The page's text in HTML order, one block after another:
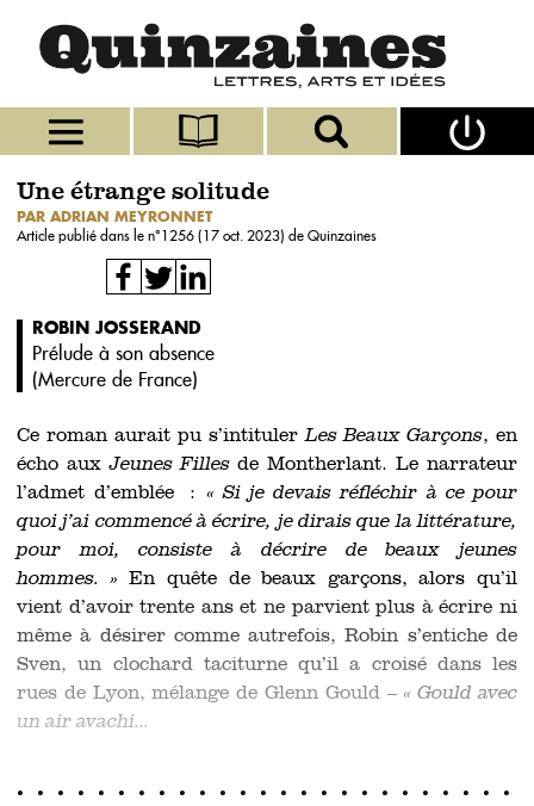
Une étrange solitude
PAR ADRIAN MEYRONNET
Article publié dans le n°1256 (17 oct. 2023) de Quinzaines
ROBIN JOSSERAND
Prélude à son absence
(Mercure de France)
Ce roman aurait pu s’intitulerLes Beaux Garçons, en
écho auxJeunes Fillesde Montherlant. Le narrateur
l’admet d’emblée : « Si je devais réfléchir à ce pour
quoi j’ai commencé à écrire, je dirais que la littérature,
pour moi, consiste à décrire de beaux jeunes
hommes. » En quête de beaux garçons, alors qu’il
vient d’avoir trente ans et ne parvient plus à écrire ni
même à désirer comme autrefois, Robin s’entiche de
Sven, un clochard taciturne qu’il a croisé dans les
rues de Lyon, mélange de Glenn Gould – « Gould avec
un air avachi...